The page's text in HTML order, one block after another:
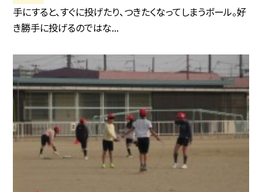
手にすると、すぐに投げたり、つきたくなってしまうボール。好
き勝手に投げるのではな...